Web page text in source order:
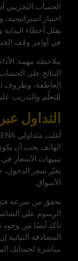
الحساب التجريبي
اختبار
يقلل أخطاء
في أوامر وقف
ملاحظة مهمة:
النتائج على
العاطفة، وظروف
للتعلّم والتدريب
التداول
الهاتف يجب أن
تنبيهات الأسعار
يغيّر سعر الدخول،
الأسواق.
تحقق من سرعة فتح
الرسوم على
تأكد أيضًا من
المصادقة الثنائية
مباشرة لحسابك